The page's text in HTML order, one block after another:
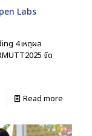
Labs
4 เหตุผล
จัด
Read more